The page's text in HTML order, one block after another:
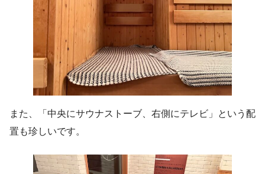
また、「中央にサウナストーブ、右側にテレビ」という配
置も珍しいです。